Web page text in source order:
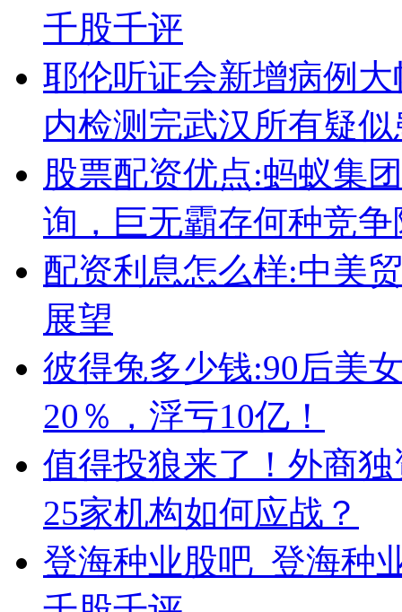
千股千评
耶伦听证会新增病例
内检测完武汉所有疑
股票配资优点:蚂蚁集
询，巨无霸存何种竞争
配资利息怎么样:中美
展望
彼得兔多少钱:90后美
20％，浮亏10亿！
值得投狼来了！外商
25家机构如何应战？
登海种业股吧_登海种